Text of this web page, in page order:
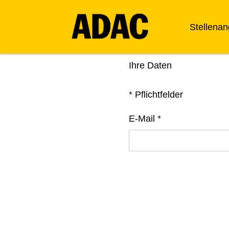
Ihre Daten
* Pflichtfelder
E-Mail *